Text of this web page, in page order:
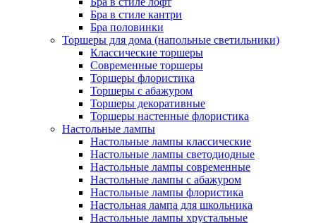
Бра в стиле кантри
Бра половинки
Торшеры для дома (напольные светильники)
Классические торшеры
Современные торшеры
Торшеры флористика
Торшеры с абажуром
Торшеры декоративные
Торшеры настенные флористика
Настольные лампы
Настольные лампы классические
Настольные лампы светодиодные
Настольные лампы современные
Настольные лампы с абажуром
Настольные лампы флористика
Настольная лампа для школьника
Настольные лампы хрустальные